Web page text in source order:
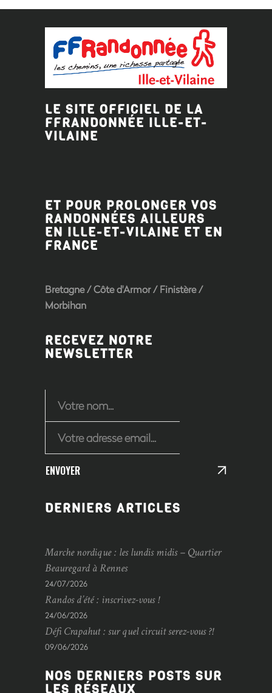
LE SITE OFFICIEL DE LA
FFRANDONNÉE ILLE-ET-
VILAINE
ET POUR PROLONGER VOS
RANDONNÉES AILLEURS
EN ILLE-ET-VILAINE ET EN
FRANCE
Bretagne/Côte d'Armor/Finistère/
Morbihan
RECEVEZ NOTRE
NEWSLETTER
ENVOYER
DERNIERS ARTICLES
Marche nordique : les lundis midis – Quartier
Beauregard à Rennes
24/07/2026
Randos d’été : inscrivez-vous !
24/06/2026
Défi Crapahut : sur quel circuit serez-vous ?!
09/06/2026
NOS DERNIERS POSTS SUR